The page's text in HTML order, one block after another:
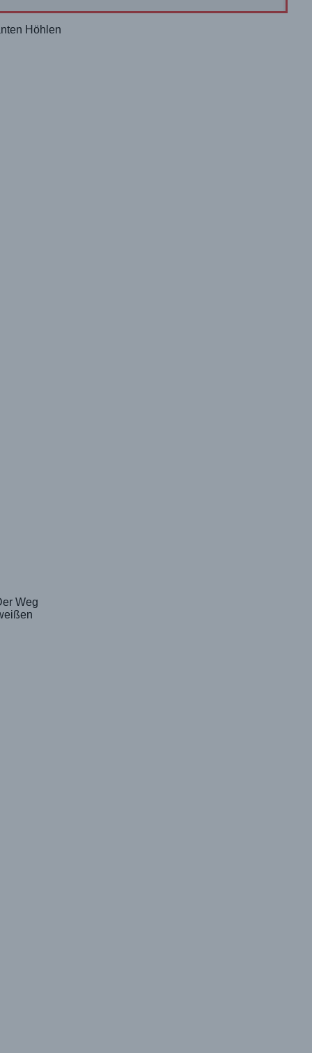
Höhlen
Weg